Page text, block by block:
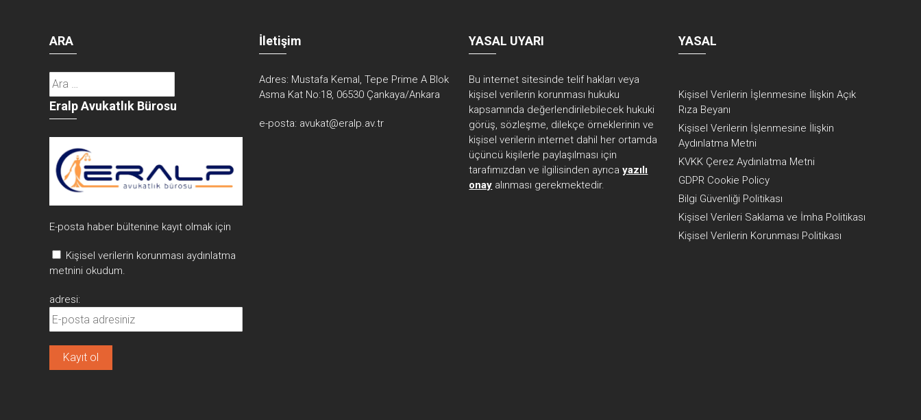
ARA
Arama:
Eralp Avukatlık Bürosu
E-posta haber bültenine kayıt olmak için
Kişisel verilerin korunması aydınlatma
metnini okudum.
adresi:
İletişim
Adres: Mustafa Kemal, Tepe Prime A Blok
Asma Kat No:18, 06530 Çankaya/Ankara
e-posta: avukat@eralp.av.tr
YASAL UYARI
Bu internet sitesinde telif hakları veya
kişisel verilerin korunması hukuku
kapsamında değerlendirilebilecek hukuki
görüş, sözleşme, dilekçe örneklerinin ve
kişisel verilerin internet dahil her ortamda
üçüncü kişilerle paylaşılması için
tarafımızdan ve ilgilisinden ayrıcayazılı
onay alınması gerekmektedir.
YASAL
Kişisel Verilerin İşlenmesine İlişkin Açık
Rıza Beyanı
Kişisel Verilerin İşlenmesine İlişkin
Aydınlatma Metni
KVKK Çerez Aydınlatma Metni
GDPR Cookie Policy
Bilgi Güvenliği Politikası
Kişisel Verileri Saklama ve İmha Politikası
Kişisel Verilerin Korunması Politikası